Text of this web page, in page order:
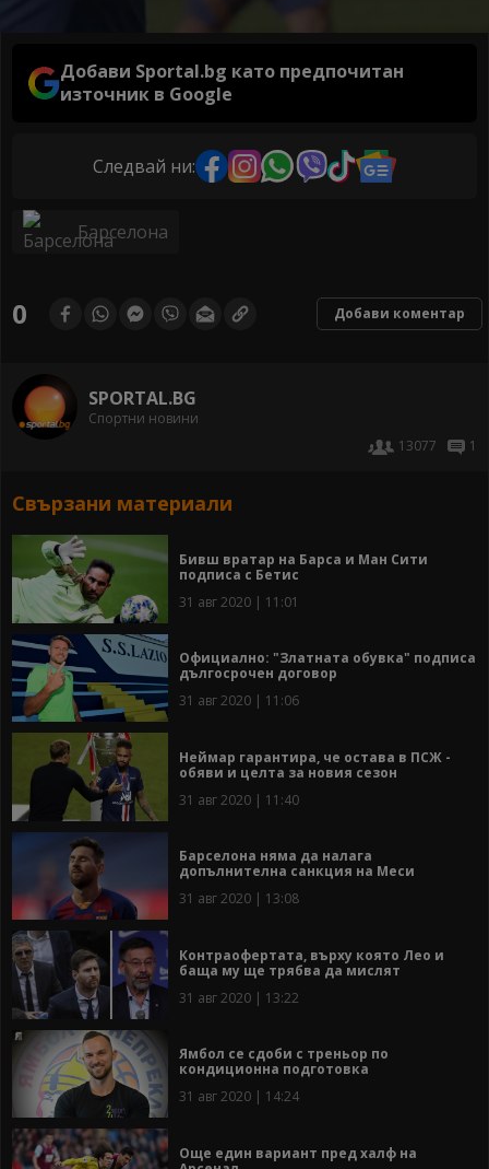
Добави Sportal.bg като предпочитан
източник в Google
Следвай ни:
Барселона
0 Добави коментар
SPORTAL.BG
Спортни новини
13077
1
Свързани материали
Бивш вратар на Барса и Ман Сити
подписа с Бетис
31 авг 2020 | 11:01
Официално: "Златната обувка" подписа
дългосрочен договор
31 авг 2020 | 11:06
Неймар гарантира, че остава в ПСЖ -
обяви и целта за новия сезон
31 авг 2020 | 11:40
Барселона няма да налага
допълнителна санкция на Меси
31 авг 2020 | 13:08
Контраофертата, върху която Лео и
баща му ще трябва да мислят
31 авг 2020 | 13:22
Ямбол се сдоби с треньор по
кондиционна подготовка
31 авг 2020 | 14:24
Още един вариант пред халф на